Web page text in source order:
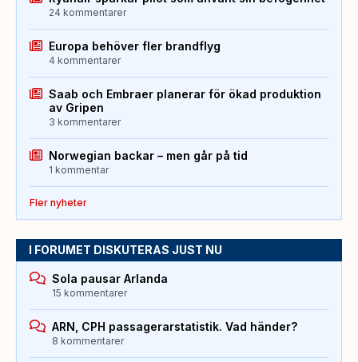
24 kommentarer
Europa behöver fler brandflyg
4 kommentarer
Saab och Embraer planerar för ökad produktion
av Gripen
3 kommentarer
Norwegian backar – men går på tid
1 kommentar
Fler nyheter
I FORUMET DISKUTERAS JUST NU
Sola pausar Arlanda
15 kommentarer
ARN, CPH passagerarstatistik. Vad händer?
8 kommentarer